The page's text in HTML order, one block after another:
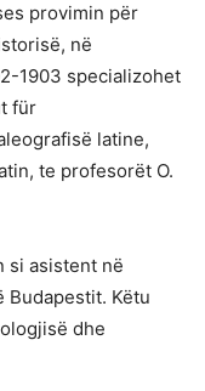
provimin për
në
1903 specializohet
für
latine,
te profesorët O.
si asistent në
Budapestit. Këtu
dhe